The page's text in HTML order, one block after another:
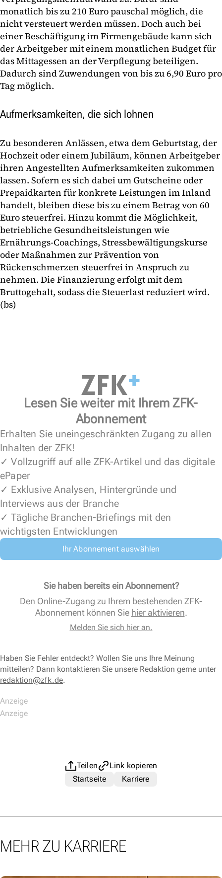
monatlich bis zu 210 Euro pauschal möglich, die
nicht versteuert werden müssen. Doch auch bei
einer Beschäftigung im Firmengebäude kann sich
der Arbeitgeber mit einem monatlichen Budget für
das Mittagessen an der Verpflegung beteiligen.
Dadurch sind Zuwendungen von bis zu 6,90 Euro pro
Tag möglich.
Aufmerksamkeiten, die sich lohnen
Zu besonderen Anlässen, etwa dem Geburtstag, der
Hochzeit oder einem Jubiläum, können Arbeitgeber
ihren Angestellten Aufmerksamkeiten zukommen
lassen. Sofern es sich dabei um Gutscheine oder
Prepaidkarten für konkrete Leistungen im Inland
handelt, bleiben diese bis zu einem Betrag von 60
Euro steuerfrei. Hinzu kommt die Möglichkeit,
betriebliche Gesundheitsleistungen wie
Ernährungs-Coachings, Stressbewältigungskurse
oder Maßnahmen zur Prävention von
Rückenschmerzen steuerfrei in Anspruch zu
nehmen. Die Finanzierung erfolgt mit dem
Bruttogehalt, sodass die Steuerlast reduziert wird.
(bs)
Lesen Sie weiter mit Ihrem ZFK-
Abonnement
Erhalten Sie uneingeschränkten Zugang zu allen
Inhalten der ZFK!
✓ Vollzugriff auf alle ZFK-Artikel und das digitale
ePaper
✓ Exklusive Analysen, Hintergründe und
Interviews aus der Branche
✓ Tägliche Branchen-Briefings mit den
wichtigsten Entwicklungen
Ihr Abonnement auswählen
Sie haben bereits ein Abonnement?
Den Online-Zugang zu Ihrem bestehenden ZFK-
Abonnement können Sie hier aktivieren.
Melden Sie sich hier an.
Haben Sie Fehler entdeckt? Wollen Sie uns Ihre Meinung
mitteilen? Dann kontaktieren Sie unsere Redaktion gerne unter
redaktion@zfk.de.
Teilen
Link kopieren
Startseite
Karriere
MEHR ZU KARRIERE